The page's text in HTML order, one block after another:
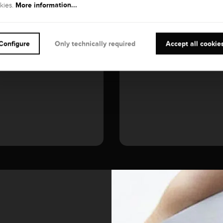
More information...
Accept all
Only technically required